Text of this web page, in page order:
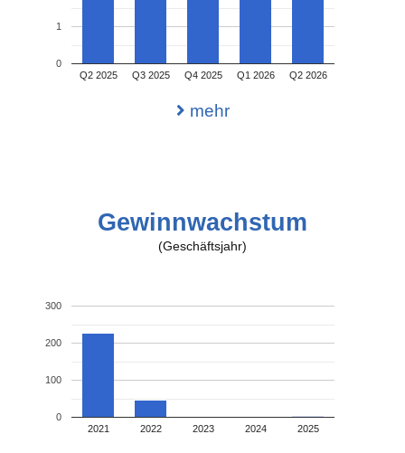
Q2 2025 Q3 2025 Q4 2025 Q1 2026 Q2 2026
0
1
mehr
Gewinnwachstum
(Geschäftsjahr)
2021 2022 2023 2024 2025
0
100
200
300